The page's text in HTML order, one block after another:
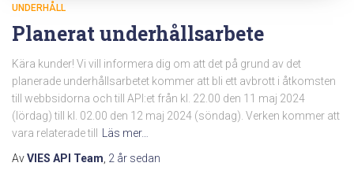
UNDERHÅLL
Planerat underhållsarbete
Kära kunder! Vi vill informera dig om att det på grund av det
planerade underhållsarbetet kommer att bli ett avbrott i åtkomsten
till webbsidorna och till API:et från kl. 22.00 den 11 maj 2024
(lördag) till kl. 02.00 den 12 maj 2024 (söndag). Verken kommer att
vara relaterade till
Läs mer…
AvVIES API Team 2 år sedan